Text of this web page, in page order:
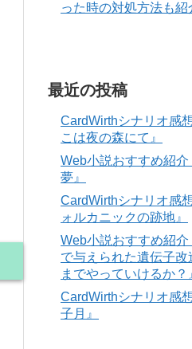
った時の対処方法も紹
最近の投稿
CardWirthシナリオ感
こは夜の森にて』
Web小説おすすめ紹
夢』
CardWirthシナリオ感
ォルカニックの跡地』
Web小説おすすめ紹
で与えられた遺伝子改
までやっていけるか？
CardWirthシナリオ感
子月』